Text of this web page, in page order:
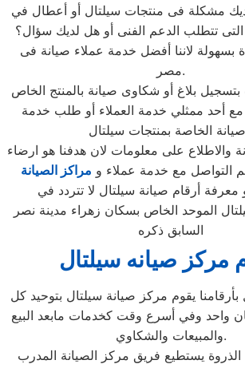
مشكلة فى منتجات سيلتال أو أعطال في
تتطلب الدعم الفنى أو هل لديك سؤال؟
بسهولة لاننا أفضل خدمة عملاء صيانة فى
مصر.
بلاغ أو شكاوى صيانة بالمنتج الخاص
مع أحد ممثلي خدمة العملاء أو طلب خدمة
على معلومات لان هدفنا هو ارضاء
التواصل مع خدمة عملاء و مراكز الصيانة
معرفة أرقام صيانة سيلتال لا تتردد في
الموحد الخاص بسكان زهراء مدينة نصر
السابق ذكره
مركز صيانه سيلتال
يقوم مركز صيانة سيلتال بتوحيد كل
واحد وفي أسرع وقت كخدمات مابعد البيع
والمبيعات والشكاوي.
يستطيع فريق مركز الصيانة المدرب